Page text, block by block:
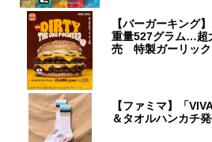
【バーガーキング
重量527グラム…超
売 特製ガーリック
【ファミマ】「
＆タオルハンカチ